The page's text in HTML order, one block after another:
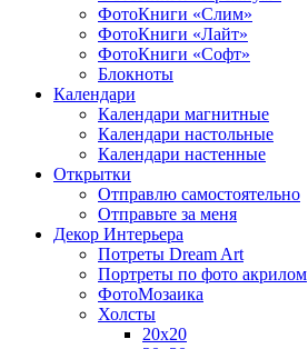
ФотоКниги «Слим»
ФотоКниги «Лайт»
ФотоКниги «Софт»
Блокноты
Календари
Календари магнитные
Календари настольные
Календари настенные
Открытки
Отправлю самостоятельно
Отправьте за меня
Декор Интерьера
Потреты Dream Art
Портреты по фото акрилом
ФотоМозаика
Холсты
20х20